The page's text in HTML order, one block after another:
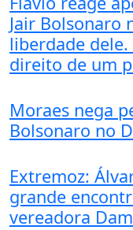
Jair Bolsonaro
liberdade
direito de um
Moraes nega
Bolsonaro no
Extremoz:
grande
vereadora